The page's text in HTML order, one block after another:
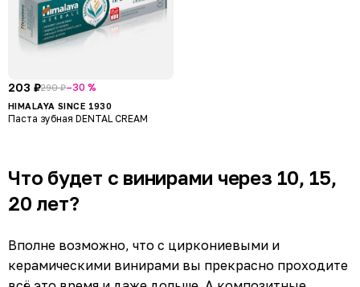
203 ₽290 ₽–30 %
HIMALAYA SINCE 1930
Паста зубная DENTAL CREAM
Что будет с винирами через 10, 15,
20 лет?
Вполне возможно, что с циркониевыми и
керамическими винирами вы прекрасно проходите